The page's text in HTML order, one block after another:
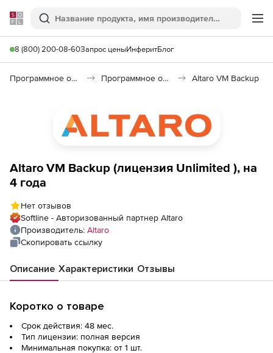
Softline
Поиск
8 (800) 200-08-60Запрос ценыИнферитБлог
Программное обеспечение для работы с файлами и дисками Программное обеспечение для резервного копирования Altaro VM Backup
Altaro VM Backup (лицензия Unlimited ), на
4 года
Нет отзывов
Softline - Авторизованный партнер Altaro
Производитель: Altaro
Скопировать ссылку
Описание Характеристики Отзывы
Коротко о товаре
Срок действия: 48 мес.
Тип лицензии: полная версия
Минимальная покупка: от 1 шт.